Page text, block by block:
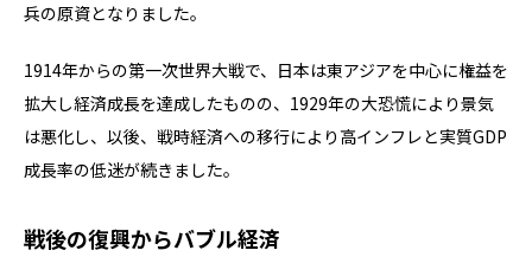
兵の原資となりました。
1914年からの第一次世界大戦で、日本は東アジアを中心に権益を
拡大し経済成長を達成したものの、1929年の大恐慌により景気
は悪化し、以後、戦時経済への移行により高インフレと実質GDP
成長率の低迷が続きました。
戦後の復興からバブル経済